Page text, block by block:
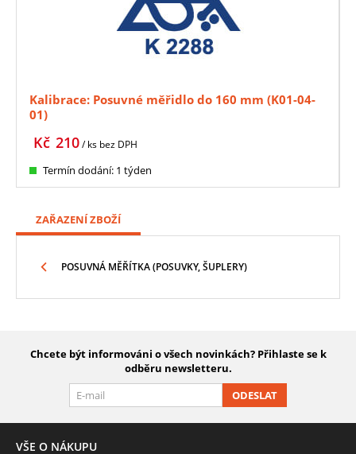
Kalibrace: Posuvné měřidlo do 160 mm (K01-04-
01)
210
Kč / ks bez DPH
Termín dodání: 1 týden
ZAŘAZENÍ ZBOŽÍ
POSUVNÁ MĚŘÍTKA (POSUVKY, ŠUPLERY)
Chcete být informováni o všech novinkách? Přihlaste se k
odběru newsletteru.
ODESLAT
VŠE O NÁKUPU